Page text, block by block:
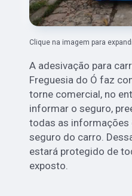
Clique na imagem para
A adesivação para
Freguesia do Ó faz
torne comercial, no
informar o seguro,
todas as informações
seguro do carro.
estará protegido de
exposto.